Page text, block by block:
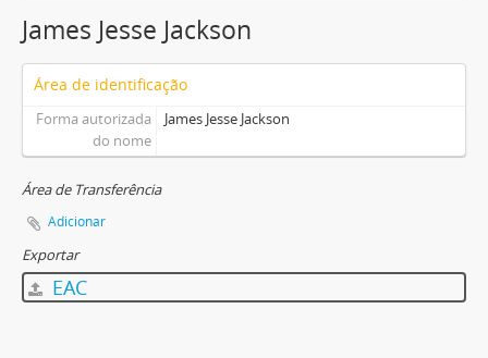
James Jesse Jackson
Área de identificação
Forma autorizada
do nome
James Jesse Jackson
Área de Transferência
Adicionar
Exportar
EAC